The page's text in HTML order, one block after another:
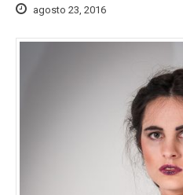
agosto 23, 2016